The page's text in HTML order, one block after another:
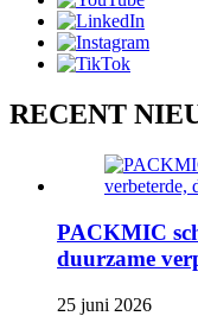
RECENT
PACKMIC
duurzame
25 juni 2026